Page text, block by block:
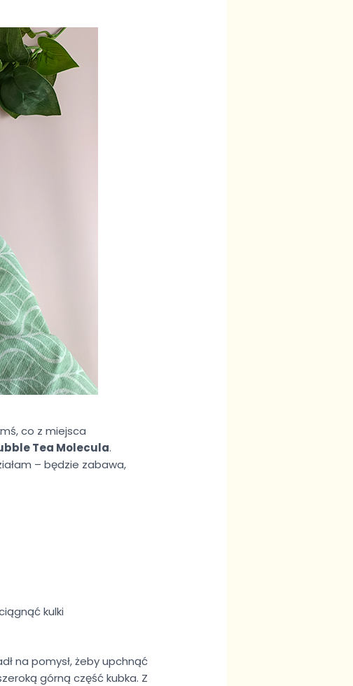
co z miejsca
Tea Molecula.
– będzie zabawa,
kulki
na pomysł, żeby upchnąć
górną część kubka. Z